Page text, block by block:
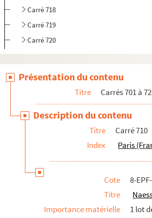
Carré 718
Carré 719
Carré 720
Présentation du contenu
Titre Carrés 701 à
Description du contenu
Titre
Carré 710
Index
Paris
Cote
8-
Titre
Importance matérielle
1 lot